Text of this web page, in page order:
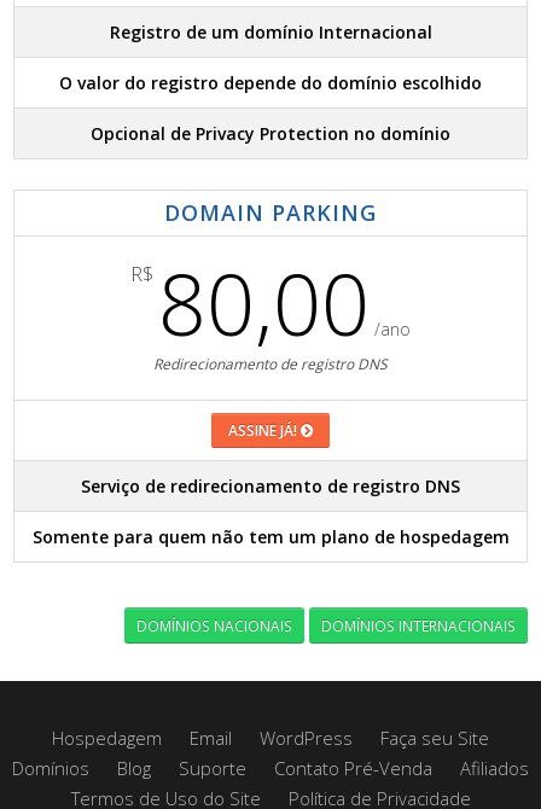
Registro de um domínio Internacional
O valor do registro depende do domínio escolhido
Opcional de Privacy Protection no domínio
DOMAIN PARKING
R$ 80,00 /ano
Redirecionamento de registro DNS
ASSINE JÁ!
Serviço de redirecionamento de registro DNS
Somente para quem não tem um plano de hospedagem
DOMÍNIOS NACIONAIS DOMÍNIOS INTERNACIONAIS
Hospedagem Email WordPress
Faça seu Site
Domínios
Blog Suporte Contato Pré-Venda
Afiliados
Termos de Uso do Site
Política de Privacidade